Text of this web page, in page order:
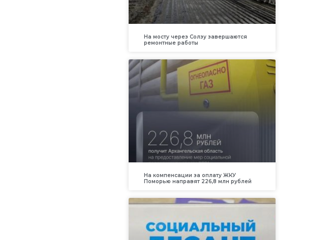
На мосту через Солзу завершаются
ремонтные работы
На компенсации за оплату ЖКУ
Поморью направят 226,8 млн рублей